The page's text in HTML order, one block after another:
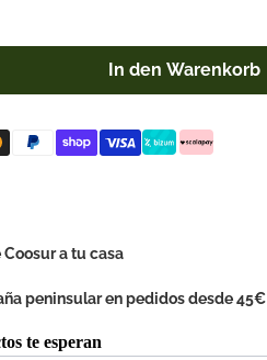
erhöhen In den Warenkorb
a tu casa
peninsular en pedidos desde 45€
te esperan